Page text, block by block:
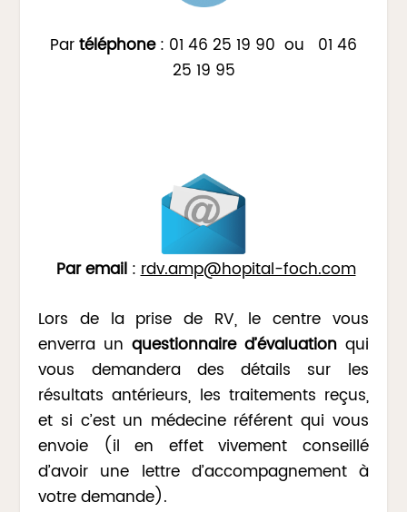
Partéléphone: 01 46 25 19 90 ou 01 46
25 19 95
Par email:rdv.amp@hopital-foch.com
Lors de la prise de RV, le centre vous
enverra un questionnaire d’évaluationqui
vous demandera des détails sur les
résultats antérieurs, les traitements reçus,
et si c’est un médecine référent qui vous
envoie (il en effet vivement conseillé
d’avoir une lettre d’accompagnement à
votre demande).